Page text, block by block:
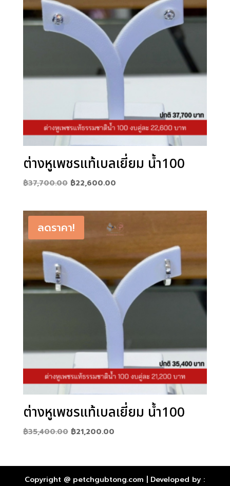
ต่างหูเพชรแท้เบลเยี่ยม น้ำ100
฿37,700.00 Original
฿37,700.00.
฿22,600.00Current
ลดราคา!
ต่างหูเพชรแท้เบลเยี่ยม น้ำ100
฿35,400.00 Original
฿35,400.00.
฿21,200.00Current
฿21,200.00.
Copyright @ petchgubtong.com | Developed by :